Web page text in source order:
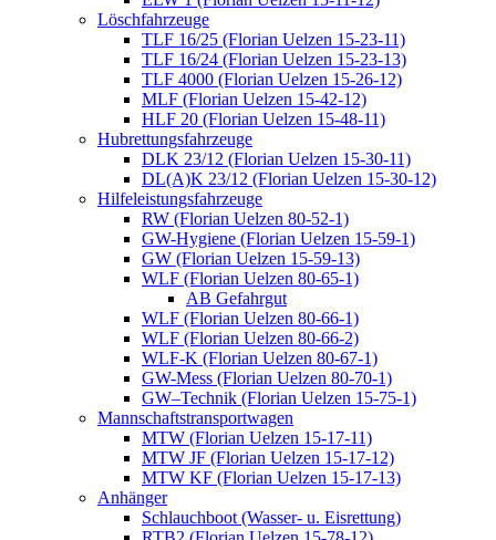
Löschfahrzeuge
TLF 16/25 (Florian Uelzen 15-23-11)
TLF 16/24 (Florian Uelzen 15-23-13)
TLF 4000 (Florian Uelzen 15-26-12)
MLF (Florian Uelzen 15-42-12)
HLF 20 (Florian Uelzen 15-48-11)
Hubrettungsfahrzeuge
DLK 23/12 (Florian Uelzen 15-30-11)
DL(A)K 23/12 (Florian Uelzen 15-30-12)
Hilfeleistungsfahrzeuge
RW (Florian Uelzen 80-52-1)
GW-Hygiene (Florian Uelzen 15-59-1)
GW (Florian Uelzen 15-59-13)
WLF (Florian Uelzen 80-65-1)
AB Gefahrgut
WLF (Florian Uelzen 80-66-1)
WLF (Florian Uelzen 80-66-2)
WLF-K (Florian Uelzen 80-67-1)
GW-Mess (Florian Uelzen 80-70-1)
GW–Technik (Florian Uelzen 15-75-1)
Mannschaftstransportwagen
MTW (Florian Uelzen 15-17-11)
MTW JF (Florian Uelzen 15-17-12)
MTW KF (Florian Uelzen 15-17-13)
Anhänger
Schlauchboot (Wasser- u. Eisrettung)